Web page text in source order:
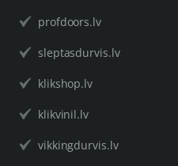
profdoors.lv
sleptasdurvis.lv
klikshop.lv
klikvinil.lv
vikkingdurvis.lv